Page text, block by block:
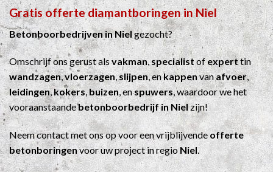
Gratis offerte diamantboringen in Niel
Betonboorbedrijven in Nielgezocht?
Omschrijf ons gerust alsvakman,specialistofexperttin
wandzagen,vloerzagen,slijpen, enkappenvanafvoer,
leidingen,kokers,buizen, enspuwers, waardoor we het
vooraanstaandebetonboorbedrijf in Nielzijn!
Neem contact met ons op voor een vrijblijvendeofferte
betonboringenvoor uw project in regio Niel.